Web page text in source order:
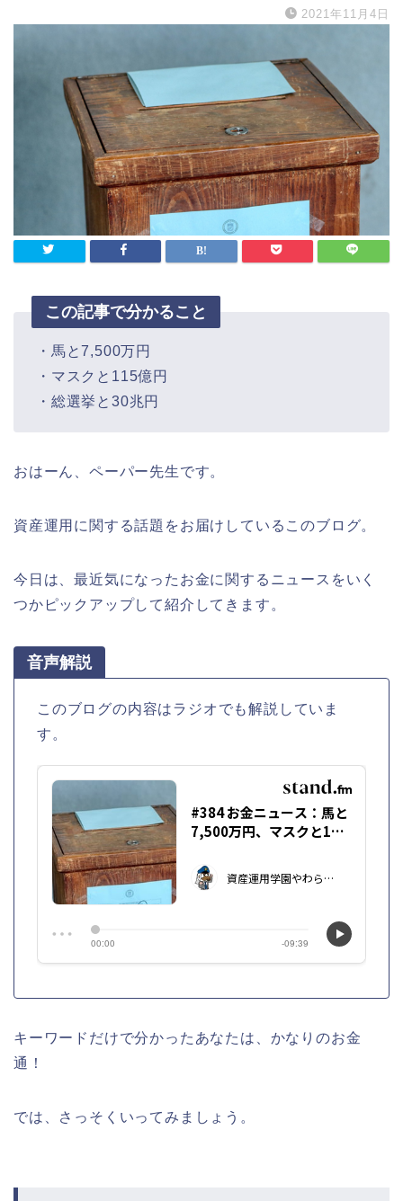
2021年11月4日
この記事で分かること
・馬と7,500万円
・マスクと115億円
・総選挙と30兆円
おはーん、ペーパー先生です。
資産運用に関する話題をお届けしているこのブログ。
今日は、最近気になったお金に関するニュースをいく
つかピックアップして紹介してきます。
音声解説
このブログの内容はラジオでも解説していま
す。
キーワードだけで分かったあなたは、かなりのお金
通！
では、さっそくいってみましょう。